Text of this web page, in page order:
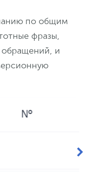
по общим
фразы,
обращений, и